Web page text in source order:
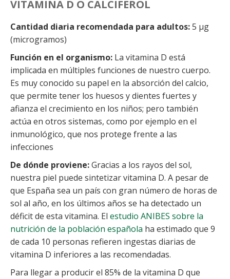
VITAMINA D O CALCIFEROL
Cantidad diaria recomendada para adultos:5 µg
(microgramos)
Función en el organismo: La vitamina D está
implicada en múltiples funciones de nuestro cuerpo.
Es muy conocido su papel en la absorción del calcio,
que permite tener los huesos y dientes fuertes y
afianza el crecimiento en los niños; pero también
actúa en otros sistemas, como por ejemplo en el
inmunológico, que nos protege frente a las
infecciones
De dónde proviene:Gracias a los rayos del sol,
nuestra piel puede sintetizar vitamina D. A pesar de
que España sea un país con gran número de horas de
sol al año, en los últimos años se ha detectado un
déficit de esta vitamina. El estudio ANIBES sobre la
nutrición de la población española ha estimado que 9
de cada 10 personas refieren ingestas diarias de
vitamina D inferiores a las recomendadas.
Para llegar a producir el 85% de la vitamina D que